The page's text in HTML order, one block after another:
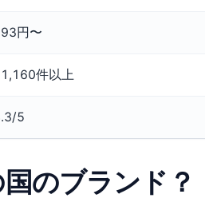
円〜
件以上
5
のブランド？